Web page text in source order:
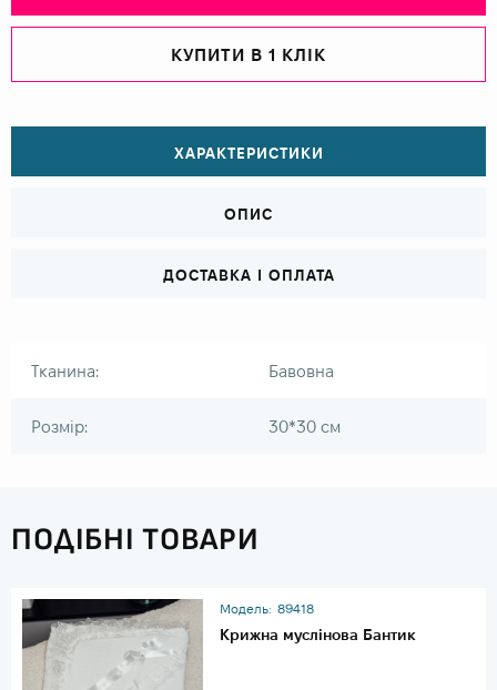
КУПИТИ В 1 КЛІК
ХАРАКТЕРИСТИКИ
ОПИС
ДОСТАВКА І ОПЛАТА
Тканина: Бавовна
Розмір: 30*30 см
ПОДІБНІ ТОВАРИ
Модель: 89418
Крижна муслінова Бантик